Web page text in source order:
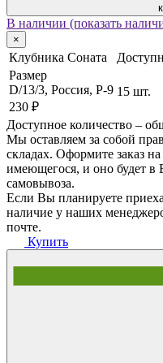
В наличии (показать
×
Клубника Соната
Размер
D/13/3, Россия, P-9
230 ₽
15 шт.
Доступное количество –
Мы оставляем за собой
складах. Оформите заказ
имеющегося, и оно будет в
самовывоза.
Если Вы планируете
наличие у наших
почте.
Купить